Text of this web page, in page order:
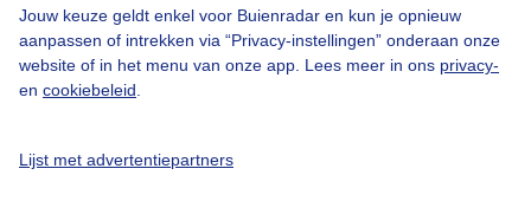
Jouw keuze geldt enkel voor Buienradar en kun je opnieuw
aanpassen of intrekken via “Privacy-instellingen” onderaan onze
website of in het menu van onze app. Lees meer in ons privacy-
en cookiebeleid
Lijst met advertentiepartners
Adverteren
Buienradar Team
Cookie beleid